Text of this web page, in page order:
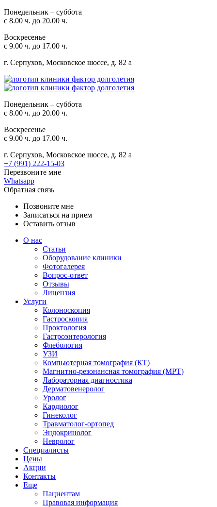
Понедельник – суббота
с 8.00 ч. до 20.00 ч.
Воскресенье
с 9.00 ч. до 17.00 ч.
г. Серпухов, Московское шоссе, д. 82 а
Понедельник – суббота
с 8.00 ч. до 20.00 ч.
Воскресенье
с 9.00 ч. до 17.00 ч.
г. Серпухов, Московское шоссе, д. 82 а
+7 (991) 222-15-03
Перезвоните мне
Whatsapp
Обратная связь
Позвоните мне
Записаться на прием
Оставить отзыв
О нас
Статьи
Оборудование клиники
Фотогалерея
Вопрос-ответ
Отзывы
Лицензия
Услуги
Колоноскопия
Гастроскопия
Проктология
Гастроэнтерология
Флебология
УЗИ
Компьютерная томография (КТ)
Магнитно-резонансная томография (МРТ)
Лабораторная диагностика
Дерматовенеролог
Уролог
Кардиолог
Гинеколог
Травматолог-ортопед
Эндокринолог
Невролог
Специалисты
Цены
Акции
Контакты
Еще
Пациентам
Правовая информация